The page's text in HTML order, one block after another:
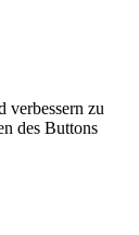
verbessern zu
des Buttons